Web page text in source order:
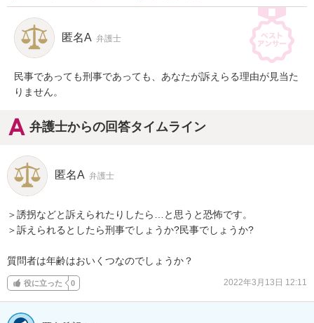
匿名A 弁護士
民事であっても刑事であっても、あなたが訴えらる理由が見当た
りません。
弁護士からの回答タイムライン
匿名A 弁護士
＞誘拐などと訴えられたりしたら…と思うと恐怖です。
＞訴えられるとしたら刑事でしょうか?民事でしょうか?
質問者は年齢はおいくつなのでしょうか？
役に立った 0 2022年3月13日 12:11